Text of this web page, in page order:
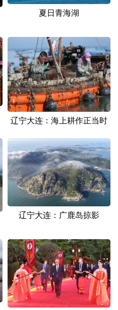
Français عربى
夏日青海湖
辽宁大连：海上耕作正当时
辽宁大连：广鹿岛掠影